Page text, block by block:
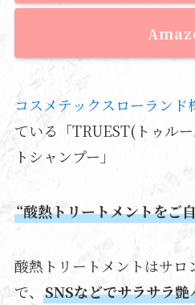
コスメテックスローランド
ている「TRUEST(トゥル
トシャンプー」
“酸熱トリートメントをご
酸熱トリートメントはサロ
で、 SNSなどでサラサラ艶